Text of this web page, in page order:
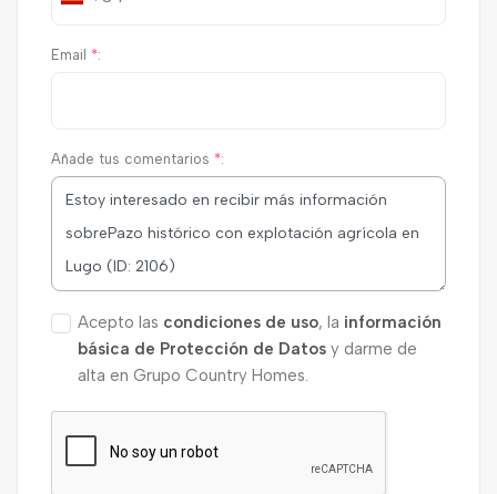
Email *:
Añade tus comentarios *:
Acepto las condiciones de uso, la información
básica de Protección de Datos y darme de
alta en Grupo Country Homes.